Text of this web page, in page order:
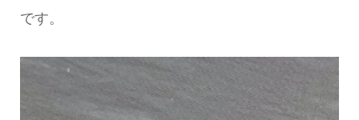
です。